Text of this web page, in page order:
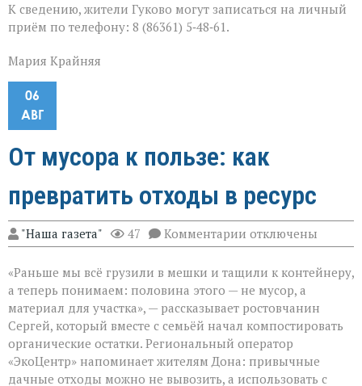
К сведению, жители Гуково могут записаться на личный
приём по телефону: 8 (86361) 5‑48‑61.
Мария Крайняя
06
АВГ
От мусора к пользе: как
превратить отходы в ресурс
"Наша газета" 47 Комментарии к
записи
мусора
к
пользе:
как
превратить
отходы
в
ресурс
отключены
«Раньше мы всё грузили в мешки и тащили к контейнеру,
а теперь понимаем: половина этого — не мусор, а
материал для участка», — рассказывает ростовчанин
Сергей, который вместе с семьёй начал компостировать
органические остатки. Региональный оператор
«ЭкоЦентр» напоминает жителям Дона: привычные
дачные отходы можно не вывозить, а использовать с